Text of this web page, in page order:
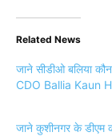
Related News
जाने सीडीओ बलिया कौन
CDO Ballia Kaun
जाने कुशीनगर के डीएम